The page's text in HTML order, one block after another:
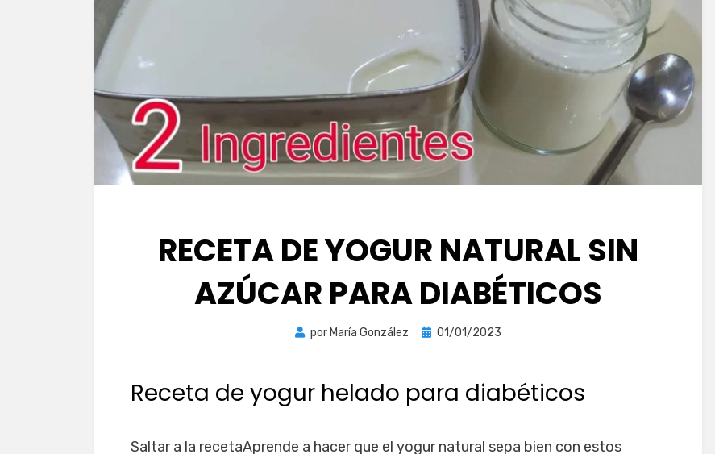
RECETA DE YOGUR NATURAL SIN
AZÚCAR PARA DIABÉTICOS
por María González
Publicada
01/01/2023
Receta de yogur helado para diabéticos
Saltar a la recetaAprende a hacer que el yogur natural sepa bien con estos